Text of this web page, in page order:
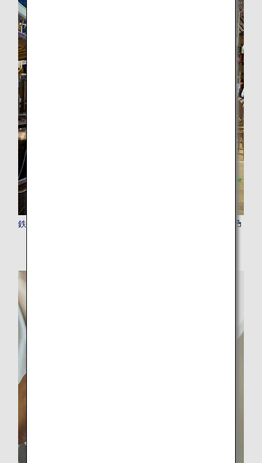
鉄道パス・乗車券